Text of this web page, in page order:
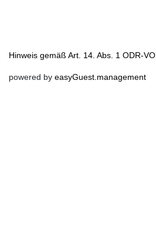
Hinweis gemäß Art. 14. Abs. 1 ODR-VO
powered by easyGuest.management